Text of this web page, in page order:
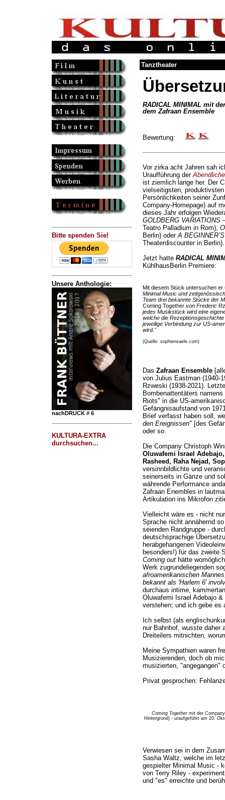
Bitte spenden Sie!
Unsere Anthologie:
nachDRUCK # 6
KULTURA-EXTRA
durchsuchen...
Tanztheater
RADICAL MINIMAL mit
dem Zafraan Ensemble
Bewertung:
Vor zirka acht Jahren sah
Uraufführung der
ist ziemlich lange her. Der
vielseitigsten,
Persönlichkeiten seiner
Company-Homepage) auf
dieses Jahr erfolgen
GOLDBERG VARIATIONS
Teatro Palladium in Rom),
Berlin) oderA
Theaterdiscounter in Berlin).
Jetzt hatte RADICAL
KühlhausBerlin Premiere:
Mit diesem Stück untersuchen
Minimal Music und
Team drei bekannte Stücke der
Coming Together von Frederic
jedes Musikstück wird eine
welche die
jeweilige Verbindung zur US-
wird."
(Quelle: sophiensaele.com)
Das Zafraan Ensemble
von Julius Eastman (1940-
Rzweski (1938-2021).
Bombenattentäters
Riots" in die US-
Gefängnisaufstand von
Brief verfasst haben soll,
den Ereignissen"[des
oder so.
Die Company Christoph
Oluwafemi Israel
Rasheed, Raha Nejad,
versinnbildlichte und
seinerseits in Gänze und
währende Performance
Zafraan Enembles in
Artikulation ins Mikrofon
Vielleicht wäre es - nicht
Sprache nicht annähernd
seienden Randgruppe -
deutschsprachige
herabgehangenen
besonders!) für das zweite
Coming outhätte
Werk zugrundeliegenden
afroamerikanischen
bekannt als 'Harlem 6'
durchaus intime,
Oluwafemi Israel Adebajo
verstehen; und ich gebe es
Ich selbst (als
nur Bahnhof, wusste daher
Dreiteilers mitnichten,
Meine Sympathien waren
Musizierenden, doch ob
musizierten, "angegangen"
Privat gesprochen:
Coming Togethermit der
Hintergrund) - uraufgeführt am 20.
Verwiesen sei in dem
Sasha Waltz, welche im
gespielter Minimal Music -
von Terry Riley -
und "es" erreichte und